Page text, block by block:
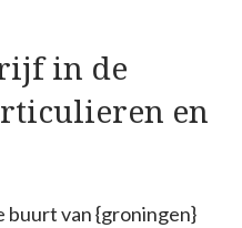
in de
en
buurt van {groningen}